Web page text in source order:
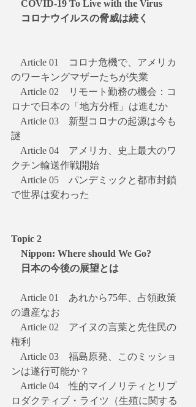
COVID-19 To Live with the Virus
コロナウイルスの脅威は続く
Article 01　コロナ危機で、アメリカ
のワーキングマザーたちが失業
Article 02　リモート勤務の機会：コ
ロナで日本の「地方分権」は進むか
Article 03　新型コロナの起源は今も
謎
Article 04　アメリカ、史上最大のワ
クチン輸送作戦開始
Article 05　パンデミックと都市封鎖
で世界は変わった
Topic 2
Nippon: Where should We Go?
日本の今後の展望とは
Article 01　あれから75年、占領政策
の遺産なお
Article 02　アイヌの言葉と先住民の
権利
Article 03　福島原発、このミッショ
ンは遂行可能か？
Article 04　性的マイノリティとリプ
ロダクティブ・ライツ（生殖に関する